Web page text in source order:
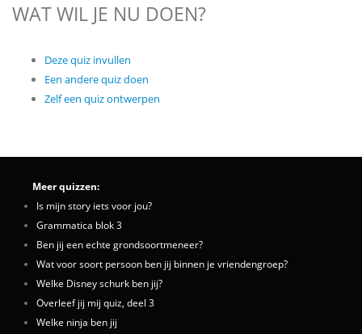
WAT WIL JE NU DOEN?
Deze quiz invullen
Een andere quiz doen
Zelf een quiz ontwerpen
Meer quizzen:
Is mijn story iets voor jou?
Grammatica blok 3
Ben jij een echte grondsoortmeneer?
Wat voor soort persoon ben jij binnen je vriendengroep?
Welke Disney schurk ben jij?
Overleef jij mij quiz, deel 3
Welke ninja ben jij